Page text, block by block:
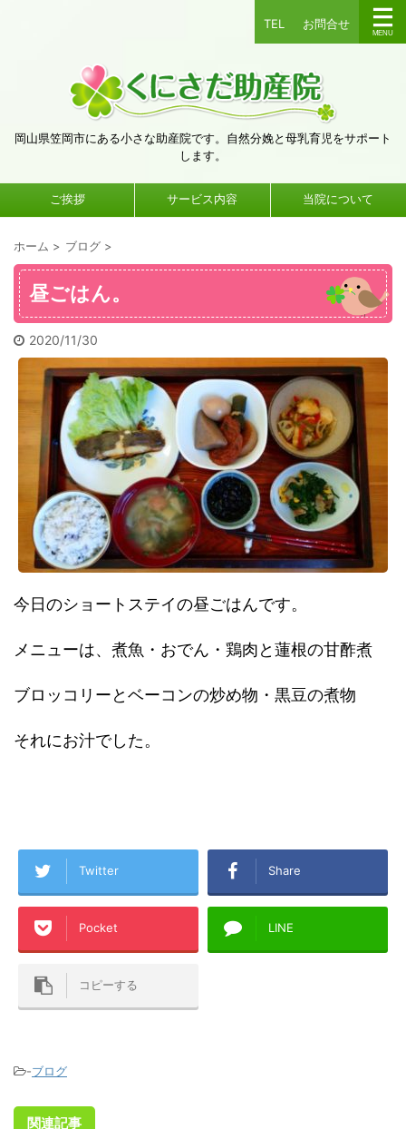
TEL お問合せ
岡山県笠岡市にある小さな助産院です。自然分娩と母乳育児をサポート
します。
ご挨拶 サービス内容 当院について
ホーム > ブログ >
昼ごはん。
2020/11/30
今日のショートステイの昼ごはんです。
メニューは、煮魚・おでん・鶏肉と蓮根の甘酢煮
ブロッコリーとベーコンの炒め物・黒豆の煮物
それにお汁でした。
Twitter Share
Pocket LINE
コピーする
-ブログ
関連記事